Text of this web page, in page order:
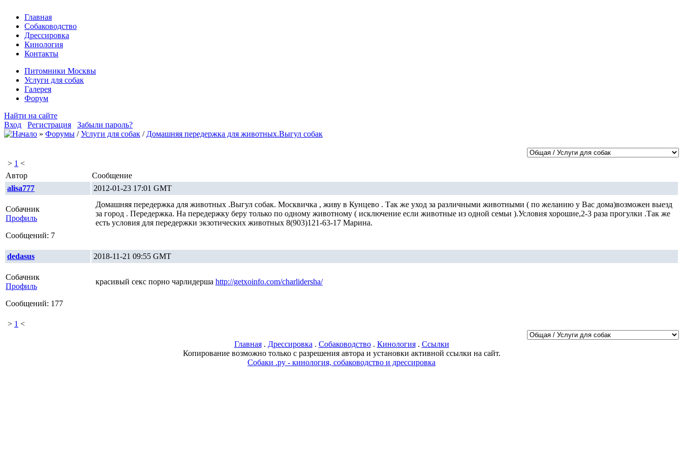
Главная
Собаководство
Дрессировка
Кинология
Контакты
Питомники Москвы
Услуги для собак
Галерея
Форум
Найти на сайте
Вход
Регистрация
Забыли пароль?
» Форумы /Услуги для собак / Домашняя передержка для животных.Выгул собак
> 1 <
Автор
Сообщение
alisa777
2012-01-23 17:01 GMT
Собачник
Профиль
Сообщений: 7
Домашняя передержка для животных .Выгул собак. Москвичка , живу в Кунцево . Так же уход за различными животными ( по желанию у Вас дома)возможен выезд
за город . Передержка. На передержку беру только по одному животному ( исключение если животные из одной семьи ).Условия хорошие,2-3 раза прогулки .Так же
есть условия для передержки экзотических животных 8(903)121-63-17 Марина.
dedasus 2018-11-21 09:55 GMT
Собачник
Профиль
Сообщений: 177
красивый секс порно чарлидерша http://getxoinfo.com/charlidersha/
> 1 <
Главная. Дрессировка . Собаководство. Кинология. Ссылки
Копирование возможно только с разрешения автора и установки активной ссылки на сайт.
Собаки .ру - кинология, собаководство и дрессировка